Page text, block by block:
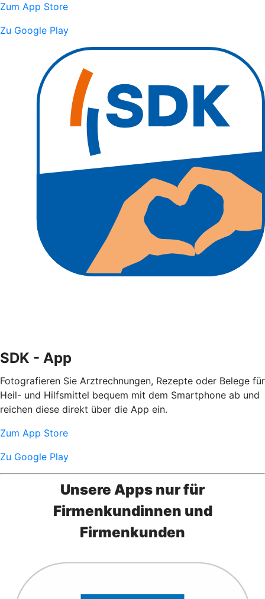
Zum App Store
Zu Google Play
SDK - App
Fotografieren Sie Arztrechnungen, Rezepte oder Belege für
Heil- und Hilfsmittel bequem mit dem Smartphone ab und
reichen diese direkt über die App ein.
Zum App Store
Zu Google Play
Unsere Apps nur für
Firmenkundinnen und
Firmenkunden